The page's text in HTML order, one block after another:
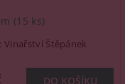
(15 ks)
Vinařství Štěpánek